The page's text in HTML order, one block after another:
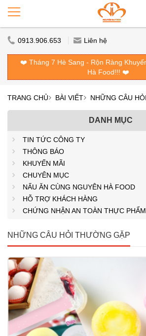
0913.906.653 Liên hệ
❤️ Tháng 7 Hè Sang - Rộn Ràng
Hà Food!!! ❤️
TRANG CHỦ BÀI VIẾT NHỮNG CÂU
DANH MỤC
TIN TỨC CÔNG TY
THÔNG BÁO
KHUYẾN MÃI
CHUYÊN MỤC
NẤU ĂN CÙNG NGUYÊN HÀ FOOD
HỖ TRỢ KHÁCH HÀNG
CHỨNG NHẬN AN TOÀN THỰC PHẨM
NHỮNG CÂU HỎI THƯỜNG GẶP